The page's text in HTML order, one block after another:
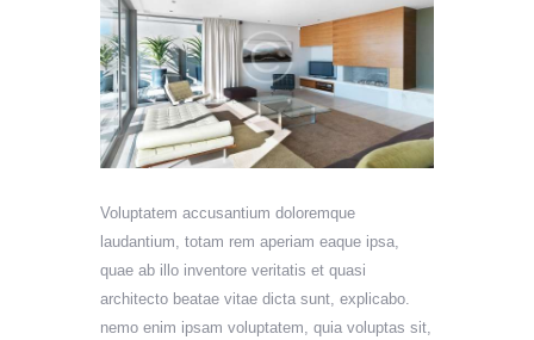
Voluptatem accusantium doloremque
laudantium, totam rem aperiam eaque ipsa,
quae ab illo inventore veritatis et quasi
architecto beatae vitae dicta sunt, explicabo.
nemo enim ipsam voluptatem, quia voluptas sit,